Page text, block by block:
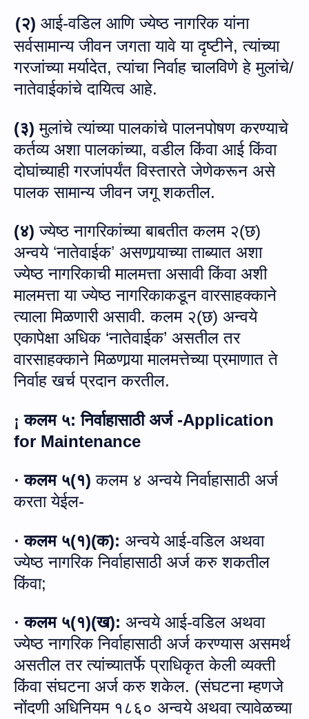
(२) आई-वडिल आणि ज्येष्ठ नागरिक यांना
सर्वसामान्य जीवन जगता यावे या दृष्टीने,त्यांच्या
गरजांच्या मर्यादेत,त्यांचा निर्वाह चालविणे हे मुलांचे/
नातेवाईकांचे दायित्व आहे.
(३) मुलांचे त्यांच्या पालकांचे पालनपोषण करण्याचे
कर्तव्य अशा पालकांच्या,वडील किंवा आई किंवा
दोघांच्याही गरजांपर्यंत विस्तारते जेणेकरून असे
पालक सामान्य जीवन जगू शकतील.
(४) ज्येष्ठ नागरिकांच्या बाबतीत कलम २(छ)
अन्वये ʻनातेवाईकʼ असणार्‍याच्या ताब्यात अशा
ज्येष्ठ नागरिकाची मालमत्ता असावी किंवा अशी
मालमत्ता या ज्येष्ठ नागरिकाकडून वारसाहक्काने
त्याला मिळणारी असावी.कलम २(छ) अन्वये
एकापेक्षा अधिक‘नातेवाईक’ असतील तर
वारसाहक्काने मिळणार्‍या मालमत्तेच्या प्रमाणात ते
निर्वाह खर्च प्रदान करतील.
¡ कलम ५: निर्वाहासाठी अर्ज -Application
for Maintenance
· कलम ५(१) कलम ४ अन्‍वये निर्वाहासाठी अर्ज
करता येईल-
· कलम ५(१)(क): अन्वये आई-वडिल अथवा
ज्येष्ठ नागरिक निर्वाहासाठी अर्ज करु शकतील
किंवा;
· कलम ५(१)(ख): अन्वये आई-वडिल अथवा
ज्येष्ठ नागरिक निर्वाहासाठी अर्ज करण्यास असमर्थ
असतील तर त्यांच्यातर्फे प्राधिकृत केली व्यक्ती
किंवा संघटना अर्ज करु शकेल. (संघटना म्हणजे
नोंदणी अधिनियम १८६० अन्वये अथवा त्यावेळच्या